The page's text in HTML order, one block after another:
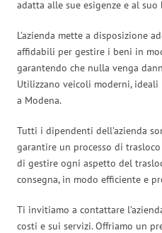
adatta alle sue esigenze e al suo
L’azienda mette a disposizione
affidabili per gestire i beni in
garantendo che nulla venga
Utilizzano veicoli moderni,
a Modena.
Tutti i dipendenti dell’azienda
garantire un processo di
di gestire ogni aspetto del
consegna, in modo efficiente e
Ti invitiamo a contattare
costi e sui servizi. Offriamo un